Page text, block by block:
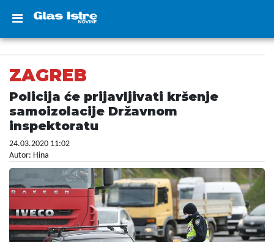
ZAGREB
Policija će prijavljivati kršenje
samoizolacije Državnom
inspektoratu
24.03.2020 11:02
Autor: Hina